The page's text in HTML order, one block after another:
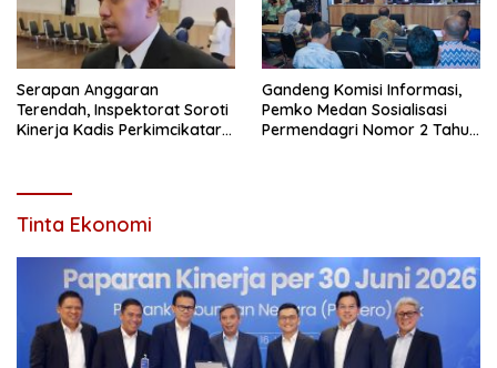
Serapan Anggaran
Terendah, Inspektorat Soroti
Kinerja Kadis Perkimcikataru
Gandeng Komisi Informasi,
Pemko Medan Sosialisasi
Permendagri Nomor 2 Tahun
Tinta Ekonomi